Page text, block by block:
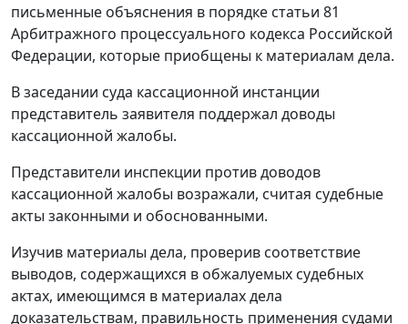
письменные объяснения в порядке статьи 81
Арбитражного процессуального кодекса Российской
Федерации, которые приобщены к материалам дела.
В заседании суда кассационной инстанции
представитель заявителя поддержал доводы
кассационной жалобы.
Представители инспекции против доводов
кассационной жалобы возражали, считая судебные
акты законными и обоснованными.
Изучив материалы дела, проверив соответствие
выводов, содержащихся в обжалуемых судебных
актах, имеющимся в материалах дела
доказательствам, правильность применения судами